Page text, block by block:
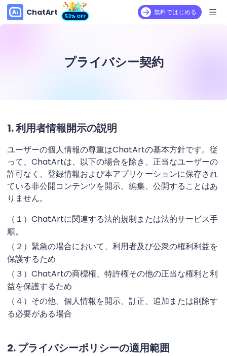
ChatArt 53% OFF 無料ではじめる
プライバシー契約
1. 利用者情報開示の説明
ユーザーの個人情報の尊重はChatArtの基本方針です。従
って、ChatArtは、以下の場合を除き、正当なユーザーの
許可なく、登録情報および本アプリケーションに保存され
ている非公開コンテンツを開示、編集、公開することはあ
りません。
（１）ChatArtに関連する法的規制または法的サービス手
順。
（２）緊急の場合において、利用者及び公衆の権利利益を
保護するため
（３）ChatArtの商標権、特許権その他の正当な権利と利
益を保護するため
（４）その他、個人情報を開示、訂正、追加または削除す
る必要がある場合
2. プライバシーポリシーの適用範囲